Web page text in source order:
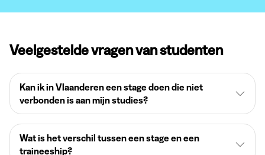
Veelgestelde vragen van studenten
Kan ik in Vlaanderen een stage doen die niet
verbonden is aan mijn studies?
Wat is het verschil tussen een stage en een
traineeship?